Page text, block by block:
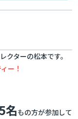
クターの松本です。
ー！
名もの方が参加して